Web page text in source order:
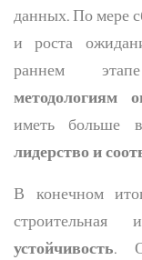
данных. По мере
и роста
раннем
методологиям
иметь больше
лидерство и
В конечном
строительная
устойчивость.